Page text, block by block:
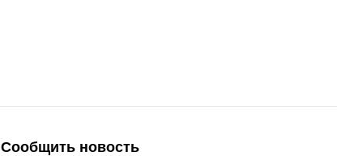
Сообщить новость